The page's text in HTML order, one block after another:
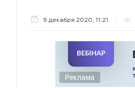
9 декабря 2020, 11:21
Реклама